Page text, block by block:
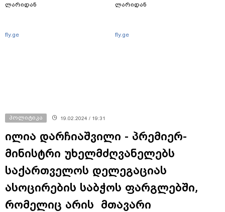
ლარიდან
fly.ge
ლარიდან
fly.ge
პოლიტიკა 19.02.2024 / 19:31
ილია დარჩიაშვილი - პრემიერ-
მინისტრი უხელმძღვანელებს
საქართველოს დელეგაციას
ასოცირების საბჭოს ფარგლებში,
რომელიც არის მთავარი